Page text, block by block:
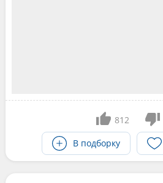
812
В подборку